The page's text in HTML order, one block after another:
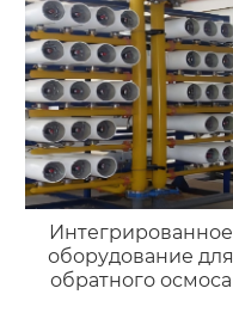
Интегрированное
оборудование для
обратного осмоса